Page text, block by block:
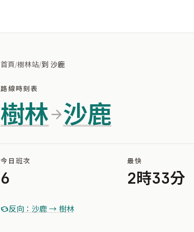
首頁/樹林站/到 沙鹿
路線時刻表
樹林 沙鹿
今日班次
6
最快
2時33分
反向：沙鹿 → 樹林